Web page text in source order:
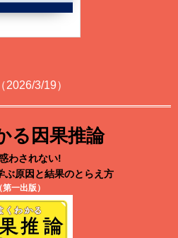
2026/3/19）
る因果推論
わされない!
ぶ原因と結果のとらえ方
（第一出版）